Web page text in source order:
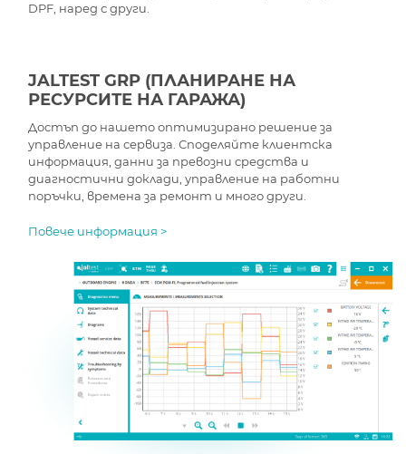
DPF, наред с други.
JALTEST GRP (ПЛАНИРАНЕ НА
РЕСУРСИТЕ НА ГАРАЖА)
Достъп до нашето оптимизирано решение за
управление на сервиза. Споделяйте клиентска
информация, данни за превозни средства и
диагностични доклади, управление на работни
поръчки, времена за ремонт и много други.
Повече информация >